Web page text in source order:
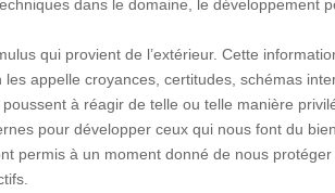
dans le domaine, le
qui provient de l’extérieur. Cette
appelle croyances, certitudes, schémas
à réagir de telle ou telle manière
pour développer ceux qui nous font du
permis à un moment donné de nous